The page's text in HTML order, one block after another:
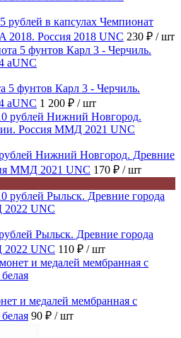
рублей в капсулах Чемпионат
2018. Россия 2018 UNC 230 ₽ / шт
5 фунтов Карл 3 - Черчиль.
aUNC 1 200 ₽ / шт
Нижний Новгород. Древние
ММД 2021 UNC 170 ₽ / шт
Рыльск. Древние города
UNC 110 ₽ / шт
и медалей мембранная с
90 ₽ / шт